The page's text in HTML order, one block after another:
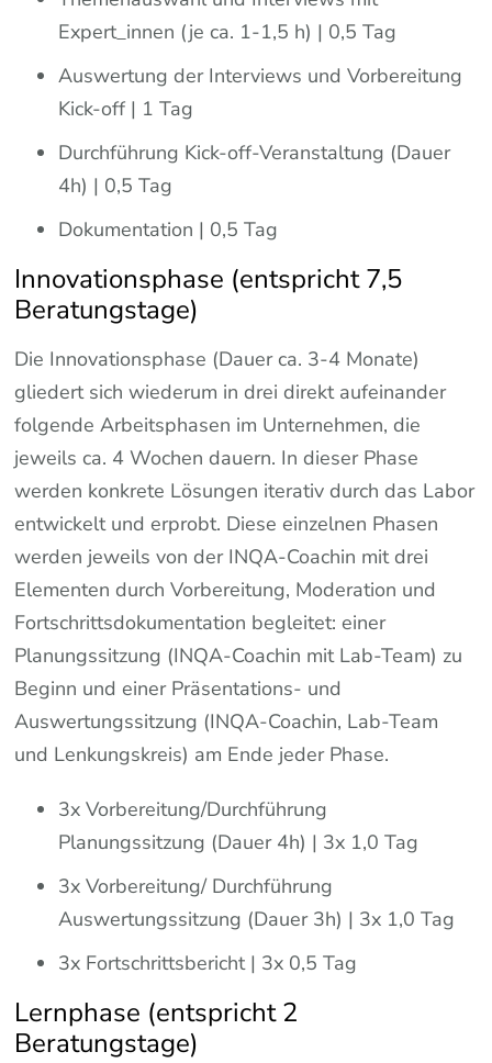
Expert_innen (je ca. 1-1,5 h) | 0,5 Tag
Auswertung der Interviews und Vorbereitung
Kick-off | 1 Tag
Durchführung Kick-off-Veranstaltung (Dauer
4h) | 0,5 Tag
Dokumentation | 0,5 Tag
Innovationsphase (entspricht 7,5
Beratungstage)
Die Innovationsphase (Dauer ca. 3-4 Monate)
gliedert sich wiederum in drei direkt aufeinander
folgende Arbeitsphasen im Unternehmen, die
jeweils ca. 4 Wochen dauern. In dieser Phase
werden konkrete Lösungen iterativ durch das Labor
entwickelt und erprobt. Diese einzelnen Phasen
werden jeweils von der INQA-Coachin mit drei
Elementen durch Vorbereitung, Moderation und
Fortschrittsdokumentation begleitet: einer
Planungssitzung (INQA-Coachin mit Lab-Team) zu
Beginn und einer Präsentations- und
Auswertungssitzung (INQA-Coachin, Lab-Team
und Lenkungskreis) am Ende jeder Phase.
3x Vorbereitung/Durchführung
Planungssitzung (Dauer 4h) | 3x 1,0 Tag
3x Vorbereitung/ Durchführung
Auswertungssitzung (Dauer 3h) | 3x 1,0 Tag
3x Fortschrittsbericht | 3x 0,5 Tag
Lernphase (entspricht 2
Beratungstage)